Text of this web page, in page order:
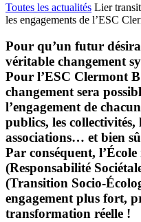
Toutes les actualités Lier
les engagements de l’ESC
Pour qu’un futur
véritable changement
Pour l’ESC Clermont
changement sera
l’engagement de
publics, les collectivités,
associations… et bien
Par conséquent,
(Responsabilité
(Transition Socio-
engagement plus fort,
transformation réelle !